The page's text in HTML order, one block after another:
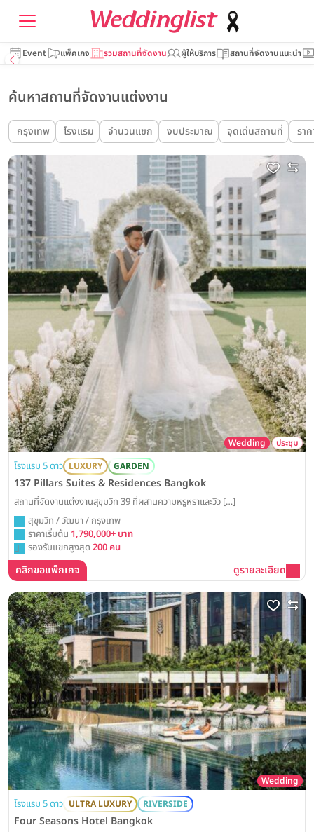
Event แพ็คเกจ รวมสถานที่จัดงาน ผู้ให้บริการ สถานที่จัดงานแนะนำ
ค้นหาสถานที่จัดงานแต่งงาน
กรุงเทพ โรงแรม จำนวนแขก งบประมาณ จุดเด่นสถานที่ รา
Wedding ประชุม
โรงแรม 5 ดาว LUXURY GARDEN
137 Pillars Suites & Residences Bangkok
สถานที่จัดงานแต่งงานสุขุมวิท 39 ที่ผสานความหรูหราและวิว […]
สุขุมวิท / วัฒนา / กรุงเทพ
ราคาเริ่มต้น 1,790,000+ บาท
รองรับแขกสูงสุด 200 คน
คลิกขอแพ็กเกจ ดูรายละเอียด
Wedding
โรงแรม 5 ดาว ULTRA LUXURY RIVERSIDE
Four Seasons Hotel Bangkok